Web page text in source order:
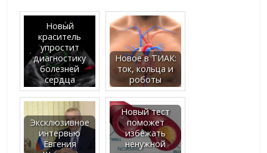
Новый
краситель
упростит
диагностику
болезней
сердца
Новое в ТИАК:
ток, кольца и
роботы
Эксклюзивное
интервью
Евгения
Новый тест
поможет
избежать
ненужной